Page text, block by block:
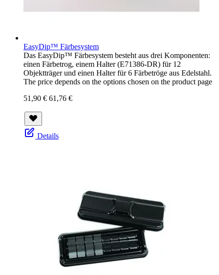
EasyDip™ Färbesystem
Das EasyDip™ Färbesystem besteht aus drei Komponenten:
einen Färbetrog, einem Halter (E71386-DR) für 12
Objektträger und einen Halter für 6 Färbetröge aus Edelstahl.
The price depends on the options chosen on the product page
51,90 € 61,76 €
Details